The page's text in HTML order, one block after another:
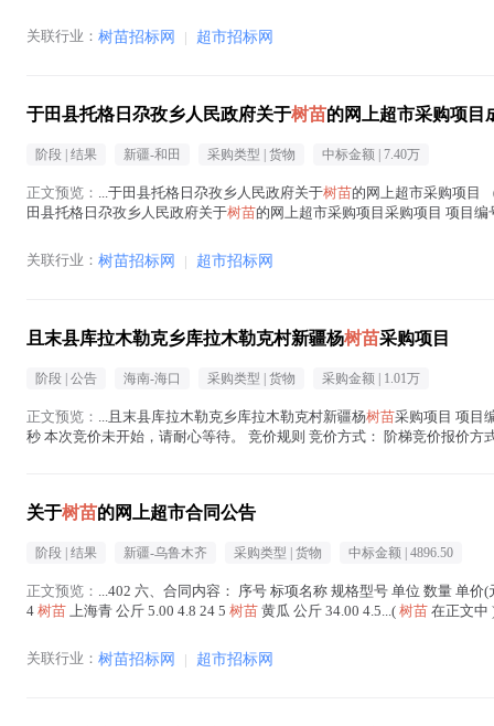
关联行业： 树苗招标网 | 超市招标网
于田县托格日尕孜乡人民政府关于树苗的网上超市采购项目
阶段 | 结果 新疆-和田 采购类型 | 货物 中标金额 | 7.40万
正文预览： ...于田县托格日尕孜乡人民政府关于树苗的网上超市采购项目
田县托格日尕孜乡人民政府关于树苗的网上超市采购项目采购项目 项目
关联行业： 树苗招标网 | 超市招标网
且末县库拉木勒克乡库拉木勒克村新疆杨树苗采购项目
阶段 | 公告 海南-海口 采购类型 | 货物 采购金额 | 1.01万
正文预览： ...且末县库拉木勒克乡库拉木勒克村新疆杨树苗采购项目 项目
秒 本次竞价未开始，请耐心等待。 竞价规则 竞价方式： 阶梯竞价报价
关于树苗的网上超市合同公告
阶段 | 结果 新疆-乌鲁木齐 采购类型 | 货物 中标金额 | 4896.50
正文预览： ...402 六、合同内容： 序号 标项名称 规格型号 单位 数量 单价
4 树苗 上海青 公斤 5.00 4.8 24 5 树苗 黄瓜 公斤 34.00 4.5...( 树苗 在正文中
关联行业： 树苗招标网 | 超市招标网